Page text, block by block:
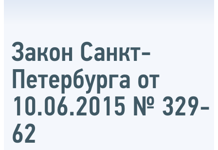
Закон Санкт-
Петербурга от
10.06.2015 № 329-
62